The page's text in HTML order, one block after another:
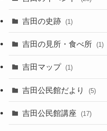
吉田の史跡 (1)
吉田の見所・食べ所 (1)
吉田マップ (1)
吉田公民館だより (5)
吉田公民館講座 (17)